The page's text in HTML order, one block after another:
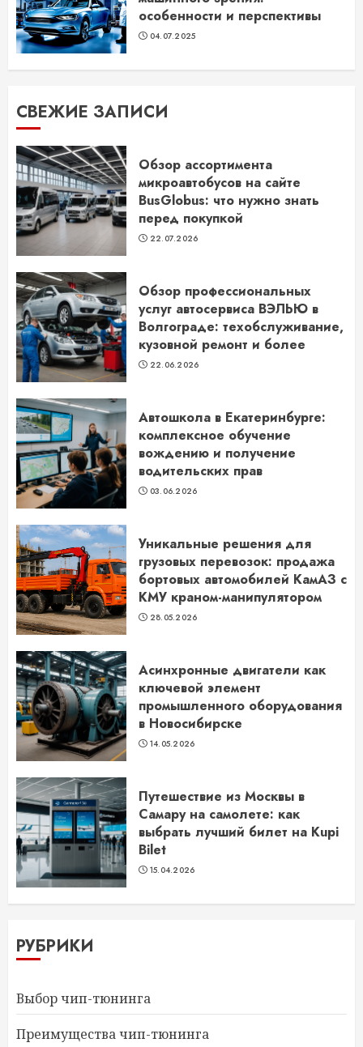
особенности и перспективы
04.07.2025
СВЕЖИЕ ЗАПИСИ
Обзор ассортимента
микроавтобусов на сайте
BusGlobus: что нужно знать
перед покупкой
22.07.2026
Обзор профессиональных
услуг автосервиса ВЭЛЬЮ в
Волгограде: техобслуживание,
кузовной ремонт и более
22.06.2026
Автошкола в Екатеринбурге:
комплексное обучение
вождению и получение
водительских прав
03.06.2026
Уникальные решения для
грузовых перевозок: продажа
бортовых автомобилей КамАЗ с
КМУ краном-манипулятором
28.05.2026
Асинхронные двигатели как
ключевой элемент
промышленного оборудования
в Новосибирске
14.05.2026
Путешествие из Москвы в
Самару на самолете: как
выбрать лучший билет на Kupi
Bilet
15.04.2026
РУБРИКИ
Выбор чип-тюнинга
Преимущества чип-тюнинга